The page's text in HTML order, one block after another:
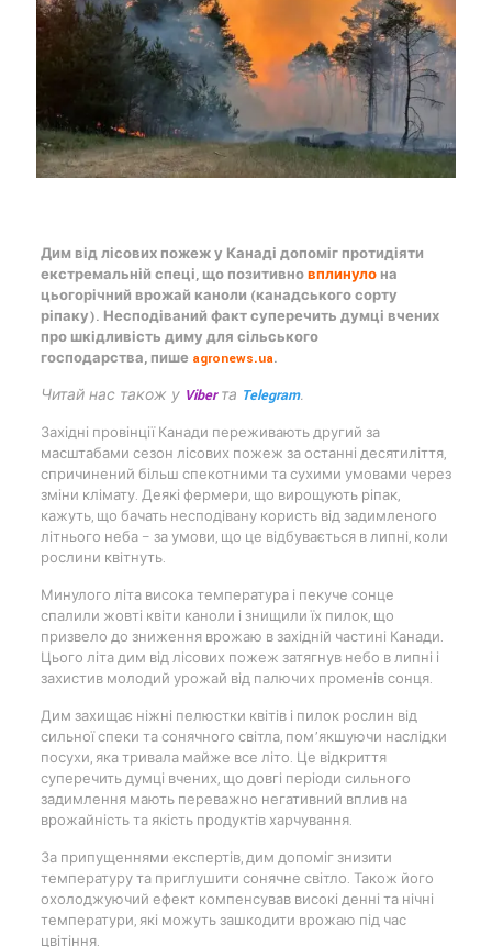
Дим від лісових пожеж у Канаді допоміг протидіяти
екстремальній спеці, що позитивновплинулона
цьогорічний врожай каноли (канадського сорту
ріпаку). Несподіваний факт суперечить думці вчених
про шкідливість диму для сільського
господарства, пише agronews.ua.
Читай нас також у Viberта Telegram.
Західні провінції Канади переживають другий за
масштабами сезон лісових пожеж за останні десятиліття,
спричинений більш спекотними та сухими умовами через
зміни клімату. Деякі фермери, що вирощують ріпак,
кажуть, що бачать несподівану користь від задимленого
літнього неба – за умови, що це відбувається в липні, коли
рослини квітнуть.
Минулого літа висока температура і пекуче сонце
спалили жовті квіти каноли і знищили їх пилок, що
призвело до зниження врожаю в західній частині Канади.
Цього літа дим від лісових пожеж затягнув небо в липні і
захистив молодий урожай від палючих променів сонця.
Дим захищає ніжні пелюстки квітів і пилок рослин від
сильної спеки та сонячного світла, пом’якшуючи наслідки
посухи, яка тривала майже все літо. Це відкриття
суперечить думці вчених, що довгі періоди сильного
задимлення мають переважно негативний вплив на
врожайність та якість продуктів харчування.
За припущеннями експертів, дим допоміг знизити
температуру та приглушити сонячне світло. Також його
охолоджуючий ефект компенсував високі денні та нічні
температури, які можуть зашкодити врожаю під час
цвітіння.